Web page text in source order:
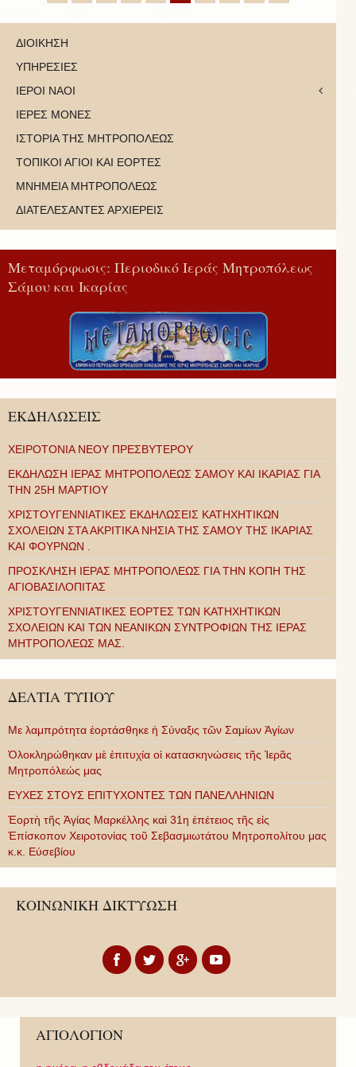
ΔΙΟΙΚΗΣΗ
ΥΠΗΡΕΣΙΕΣ
ΙΕΡΟΙ ΝΑΟΙ
ΙΕΡΕΣ ΜΟΝΕΣ
ΙΣΤΟΡΙΑ ΤΗΣ ΜΗΤΡΟΠΟΛΕΩΣ
ΤΟΠΙΚΟΙ ΑΓΙΟΙ ΚΑΙ ΕΟΡΤΕΣ
ΜΝΗΜΕΙΑ ΜΗΤΡΟΠΟΛΕΩΣ
ΔΙΑΤΕΛΕΣΑΝΤΕΣ ΑΡΧΙΕΡΕΙΣ
Μεταμόρφωσις: Περιοδικό Ιεράς Μητροπόλεως
Σάμου και Ικαρίας
ΕΚΔΗΛΩΣΕΙΣ
ΧΕΙΡΟΤΟΝΙΑ ΝΕΟΥ ΠΡΕΣΒΥΤΕΡΟΥ
ΕΚΔΗΛΩΣΗ ΙΕΡΑΣ ΜΗΤΡΟΠΟΛΕΩΣ ΣΑΜΟΥ ΚΑΙ ΙΚΑΡΙΑΣ ΓΙΑ
ΤΗΝ 25Η ΜΑΡΤΙΟΥ
ΧΡΙΣΤΟΥΓΕΝΝΙΑΤΙΚΕΣ ΕΚΔΗΛΩΣΕΙΣ ΚΑΤΗΧΗΤΙΚΩΝ
ΣΧΟΛΕΙΩΝ ΣΤΑ ΑΚΡΙΤΙΚΑ ΝΗΣΙΑ ΤΗΣ ΣΑΜΟΥ ΤΗΣ ΙΚΑΡΙΑΣ
ΚΑΙ ΦΟΥΡΝΩΝ .
ΠΡΟΣΚΛΗΣΗ ΙΕΡΑΣ ΜΗΤΡΟΠΟΛΕΩΣ ΓΙΑ ΤΗΝ ΚΟΠΗ ΤΗΣ
ΑΓΙΟΒΑΣΙΛΟΠΙΤΑΣ
ΧΡΙΣΤΟΥΓΕΝΝΙΑΤΙΚΕΣ ΕΟΡΤΕΣ ΤΩΝ ΚΑΤΗΧΗΤΙΚΩΝ
ΣΧΟΛΕΙΩΝ ΚΑΙ ΤΩΝ ΝΕΑΝΙΚΩΝ ΣΥΝΤΡΟΦΙΩΝ ΤΗΣ ΙΕΡΑΣ
ΜΗΤΡΟΠΟΛΕΩΣ ΜΑΣ.
ΔΕΛΤΙΑ ΤΥΠΟΥ
Με λαμπρότητα ἑορτάσθηκε ἡ Σύναξις τῶν Σαμίων Ἁγίων
Ὁλοκληρώθηκαν μὲ ἐπιτυχία οἱ κατασκηνώσεις τῆς Ἱερᾶς
Μητροπόλεώς μας
ΕΥΧΕΣ ΣΤΟΥΣ ΕΠΙΤΥΧΟΝΤΕΣ ΤΩΝ ΠΑΝΕΛΛΗΝΙΩΝ
Ἑορτὴ τῆς Ἁγίας Μαρκέλλης καὶ 31η ἐπέτειος τῆς εἰς
Ἐπίσκοπον Χειροτονίας τοῦ Σεβασμιωτάτου Μητροπολίτου μας
κ.κ. Εὐσεβίου
ΚΟΙΝΩΝΙΚΗ ΔΙΚΤΥΩΣΗ
ΑΓΙΟΛΟΓΙΟΝ